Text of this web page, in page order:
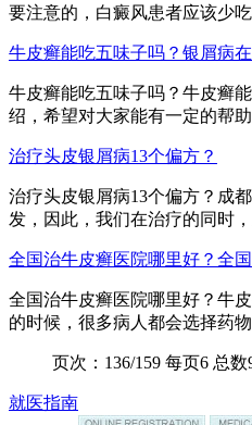
要注意的，白癜风患者应该少
牛皮癣能吃五味子吗？银屑病
牛皮癣能吃五味子吗？牛皮癣
绍，希望对大家能有一定的帮
治疗头皮银屑病13个偏方？
治疗头皮银屑病13个偏方？成
发，因此，我们在治疗的同时
全国治牛皮癣医院哪里好？全
全国治牛皮癣医院哪里好？牛
的时候，很多病人都会选择药
页次：136/159 每页6 总
就医指南